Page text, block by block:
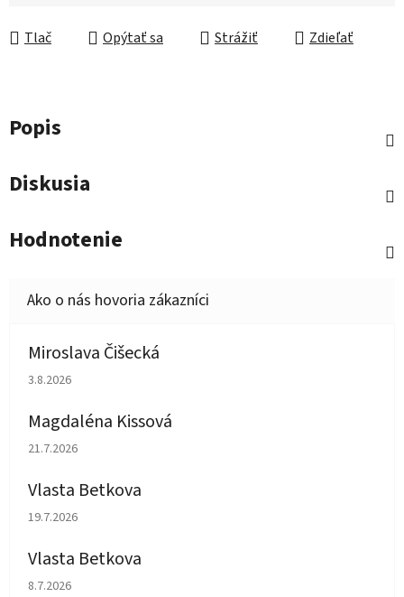
Tlač Opýtať sa Strážiť Zdieľať
Popis
Diskusia
Hodnotenie
Miroslava Čišecká
Hodnotenie obchodu je 1 z 5 hviezdičiek.
3.8.2026
Magdaléna Kissová
Hodnotenie obchodu je 5 z 5 hviezdičiek.
21.7.2026
Vlasta Betkova
Hodnotenie obchodu je 5 z 5 hviezdičiek.
19.7.2026
Vlasta Betkova
Hodnotenie obchodu je 4 z 5 hviezdičiek.
8.7.2026